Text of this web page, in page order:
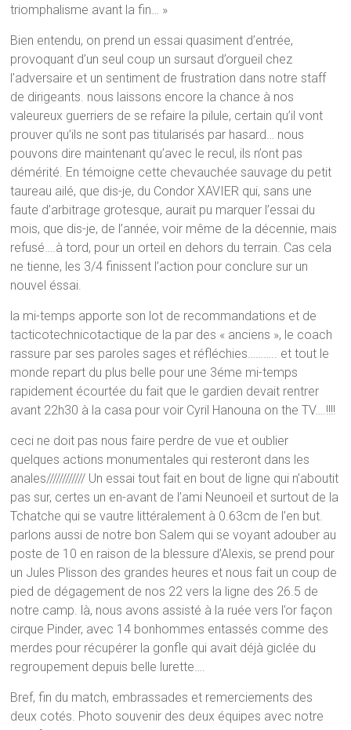
triomphalisme avant la fin… »
Bien entendu, on prend un essai quasiment d’entrée,
provoquant d’un seul coup un sursaut d’orgueil chez
l’adversaire et un sentiment de frustration dans notre staff
de dirigeants. nous laissons encore la chance à nos
valeureux guerriers de se refaire la pilule, certain qu’il vont
prouver qu’ils ne sont pas titularisés par hasard… nous
pouvons dire maintenant qu’avec le recul, ils n’ont pas
démérité. En témoigne cette chevauchée sauvage du petit
taureau ailé, que dis-je, du Condor XAVIER qui, sans une
faute d’arbitrage grotesque, aurait pu marquer l’essai du
mois, que dis-je, de l’année, voir même de la décennie, mais
refusé….à tord, pour un orteil en dehors du terrain. Cas cela
ne tienne, les 3/4 finissent l’action pour conclure sur un
nouvel éssai.
la mi-temps apporte son lot de recommandations et de
tacticotechnicotactique de la par des « anciens », le coach
rassure par ses paroles sages et réfléchies……….. et tout le
monde repart du plus belle pour une 3éme mi-temps
rapidement écourtée du fait que le gardien devait rentrer
avant 22h30 à la casa pour voir Cyril Hanouna on the TV….!!!!
ceci ne doit pas nous faire perdre de vue et oublier
quelques actions monumentales qui resteront dans les
anales//////////// Un essai tout fait en bout de ligne qui n’aboutit
pas sur, certes un en-avant de l’ami Neunoeil et surtout de la
Tchatche qui se vautre littéralement à 0.63cm de l’en but.
parlons aussi de notre bon Salem qui se voyant adouber au
poste de 10 en raison de la blessure d’Alexis, se prend pour
un Jules Plisson des grandes heures et nous fait un coup de
pied de dégagement de nos 22 vers la ligne des 26.5 de
notre camp. là, nous avons assisté à la ruée vers l’or façon
cirque Pinder, avec 14 bonhommes entassés comme des
merdes pour récupérer la gonfle qui avait déjà giclée du
regroupement depuis belle lurette….
Bref, fin du match, embrassades et remerciements des
deux cotés. Photo souvenir des deux équipes avec notre